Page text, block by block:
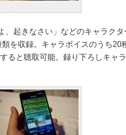
起きなさい」などのキャラクタ
を収録。キャラボイスのうち20
ると聴取可能。録り下ろしキャ